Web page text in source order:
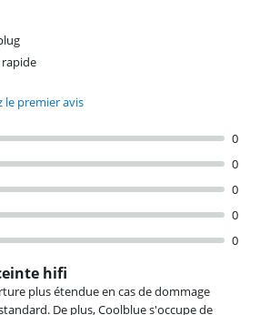
le premier avis
0
0
0
0
0
hifi
plus étendue en cas de dommage
De plus, Coolblue s'occupe de